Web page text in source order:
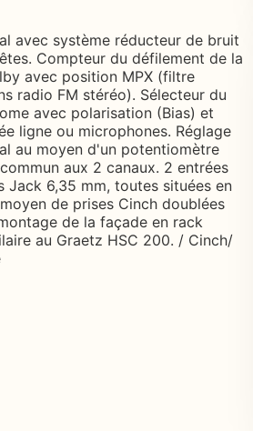
avec système réducteur de bruit
Compteur du défilement de la
avec position MPX (filtre
radio FM stéréo). Sélecteur du
avec polarisation (Bias) et
ligne ou microphones. Réglage
au moyen d'un potentiomètre
aux 2 canaux. 2 entrées
Jack 6,35 mm, toutes situées en
de prises Cinch doublées
de la façade en rack
au Graetz HSC 200. / Cinch/